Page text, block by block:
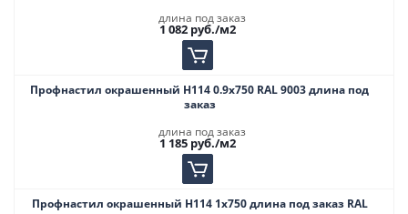
длина под заказ
1 082руб./м2
Профнастил окрашенный Н114 0.9х750 RAL 9003 длина под
заказ
длина под заказ
1 185руб./м2
Профнастил окрашенный Н114 1х750 длина под заказ RAL